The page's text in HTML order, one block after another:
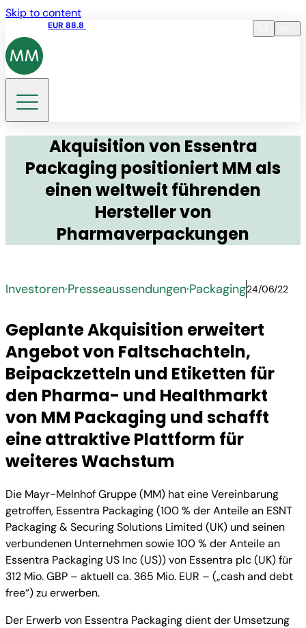
Skip to content
EUR 88.8
Akquisition von Essentra
Packaging positioniert MM als
einen weltweit führenden
Hersteller von
Pharmaverpackungen
Investoren·Presseaussendungen·Packaging24/06/22
Geplante Akquisition erweitert
Angebot von Faltschachteln,
Beipackzetteln und Etiketten für
den Pharma- und Healthmarkt
von MM Packaging und schafft
eine attraktive Plattform für
weiteres Wachstum
Die Mayr-Melnhof Gruppe (MM) hat eine Vereinbarung
getroffen, Essentra Packaging (100 % der Anteile an ESNT
Packaging & Securing Solutions Limited (UK) und seinen
verbundenen Unternehmen sowie 100 % der Anteile an
Essentra Packaging US Inc (US)) von Essentra plc (UK) für
312 Mio. GBP – aktuell ca. 365 Mio. EUR – („cash and debt
free“) zu erwerben.
Der Erwerb von Essentra Packaging dient der Umsetzung